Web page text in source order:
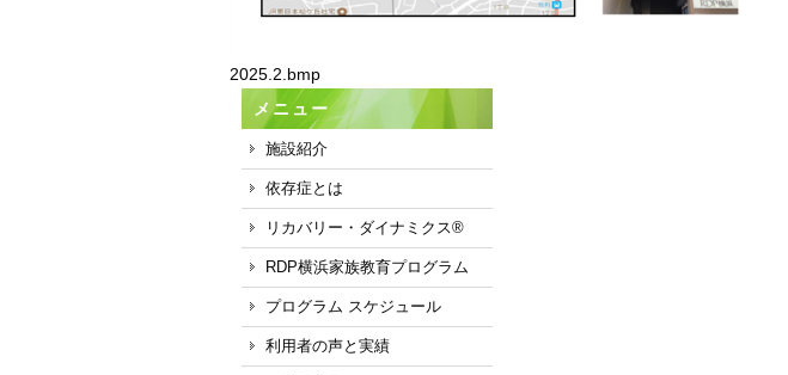
2025.2.bmp
メニュー
施設紹介
依存症とは
リカバリー・ダイナミクス®
RDP横浜家族教育プログラム
プログラム スケジュール
利用者の声と実績